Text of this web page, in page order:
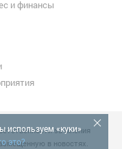
используем «куки»
это?
и финансы
за мнения
в новостях.